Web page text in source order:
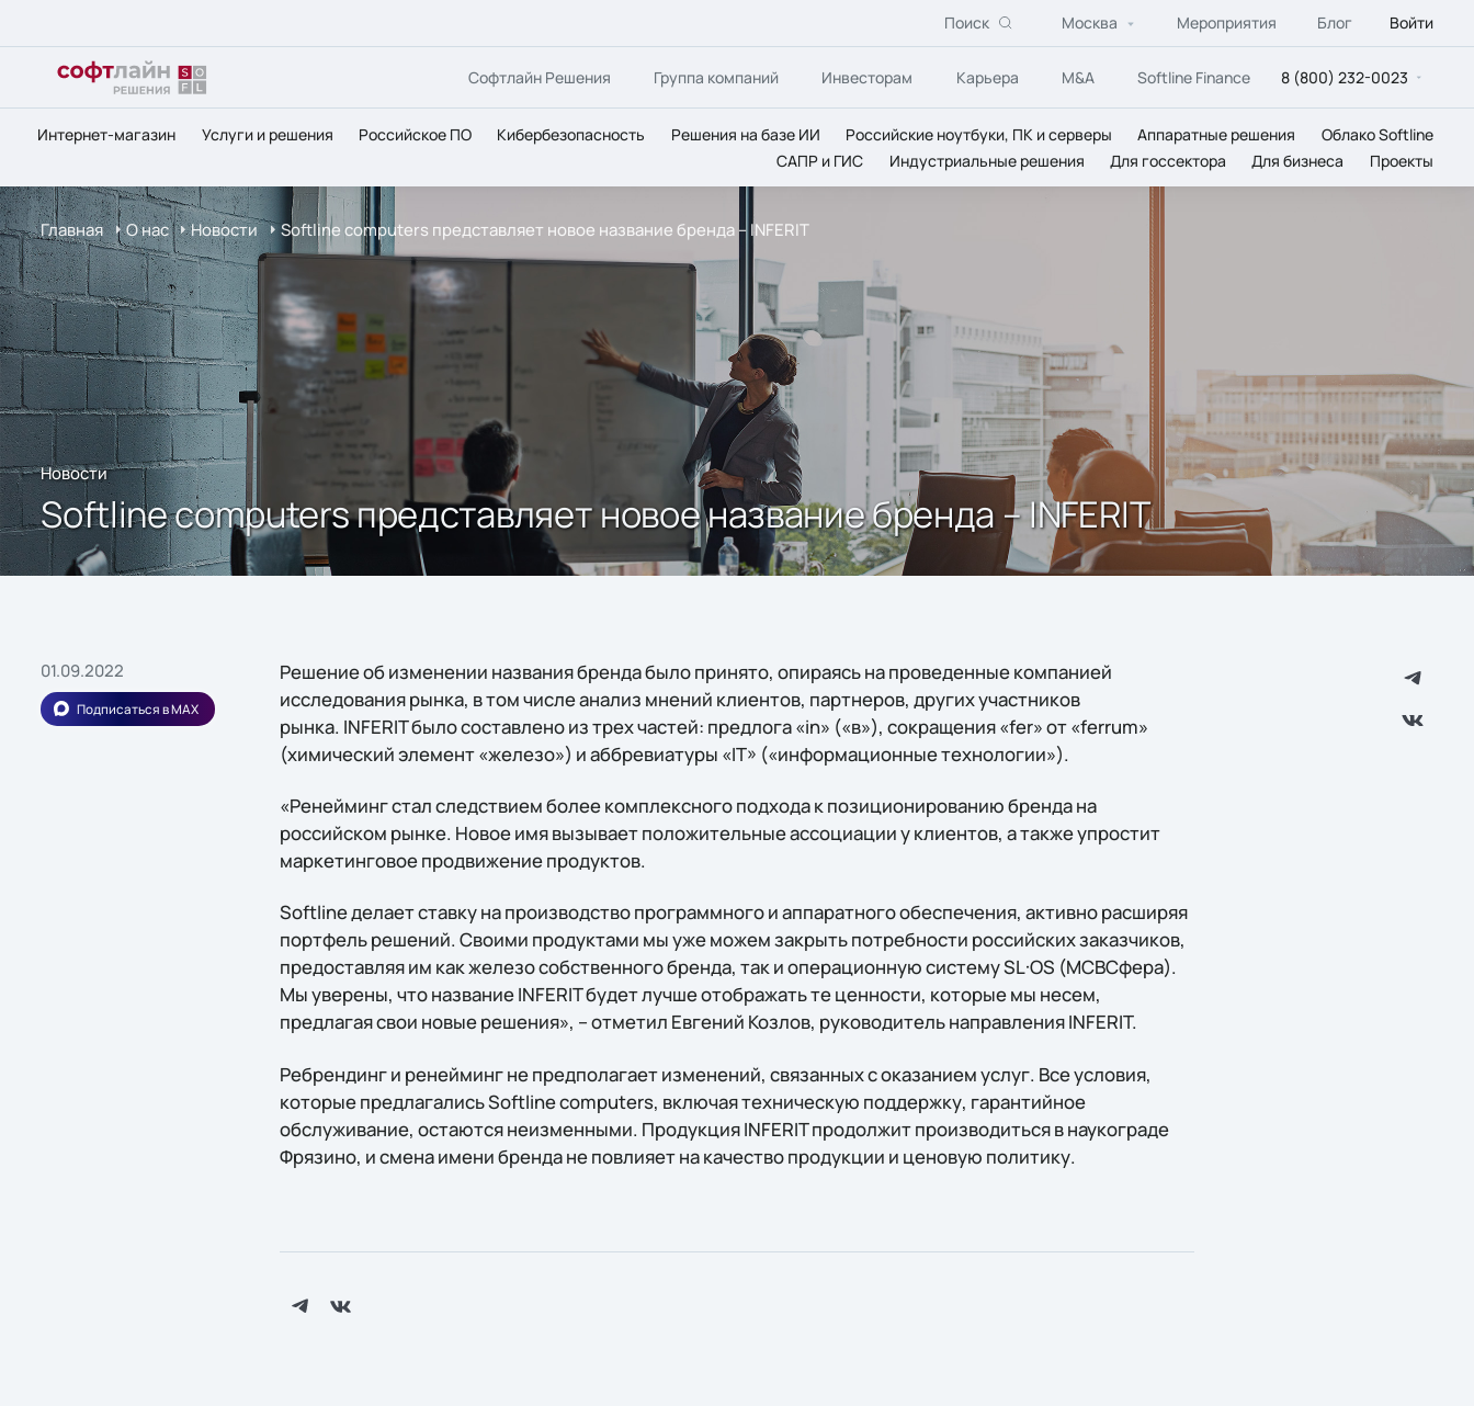
Поиск Москва Мероприятия Блог Войти
Софтлайн Решения Группа компаний Инвесторам Карьера M&A Softline Finance 8 (800) 232-0023
Интернет-магазин Услуги и решения Российское ПО Кибербезопасность Решения на базе ИИ Российские ноутбуки, ПК и серверы Аппаратные решения
Облако Softline
САПР и ГИС
Индустриальные решения Для госсектора Для бизнеса Проекты
Главная О нас Новости Softline computers представляет новое название бренда – INFERIT
Новости
Softline computers представляет новое название бренда – INFERIT
01.09.2022
Подписаться в MAX
Решение об изменении названия бренда было принято, опираясь на проведенные компанией
исследования рынка, в том числе анализ мнений клиентов, партнеров, других участников
рынка. INFERIT было составлено из трех частей: предлога «in» («в»), сокращения «fer» от «ferrum»
(химический элемент «железо») и аббревиатуры «IT» («информационные технологии»).
«Ренейминг стал следствием более комплексного подхода к позиционированию бренда на
российском рынке. Новое имя вызывает положительные ассоциации у клиентов, а также упростит
маркетинговое продвижение продуктов.
Softline делает ставку на производство программного и аппаратного обеспечения, активно расширяя
портфель решений. Своими продуктами мы уже можем закрыть потребности российских заказчиков,
предоставляя им как железо собственного бренда, так и операционную систему SL·OS (МСВСфера).
Мы уверены, что название INFERIT будет лучше отображать те ценности, которые мы несем,
предлагая свои новые решения», – отметил Евгений Козлов, руководитель направления INFERIT.
Ребрендинг и ренейминг не предполагает изменений, связанных с оказанием услуг. Все условия,
которые предлагались Softline computers, включая техническую поддержку, гарантийное
обслуживание, остаются неизменными. Продукция INFERIT продолжит производиться в наукограде
Фрязино, и смена имени бренда не повлияет на качество продукции и ценовую политику.